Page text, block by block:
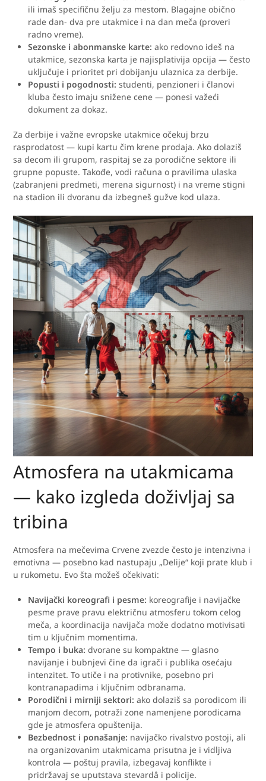
ili imaš specifičnu želju za mestom. Blagajne obično
rade dan- dva pre utakmice i na dan meča (proveri
radno vreme).
Sezonske i abonmanske karte: ako redovno ideš na
utakmice, sezonska karta je najisplativija opcija — često
uključuje i prioritet pri dobijanju ulaznica za derbije.
Popusti i pogodnosti: studenti, penzioneri i članovi
kluba često imaju snižene cene — ponesi važeći
dokument za dokaz.
Za derbije i važne evropske utakmice očekuj brzu
rasprodatost — kupi kartu čim krene prodaja. Ako dolaziš
sa decom ili grupom, raspitaj se za porodične sektore ili
grupne popuste. Takođe, vodi računa o pravilima ulaska
(zabranjeni predmeti, merena sigurnost) i na vreme stigni
na stadion ili dvoranu da izbegneš gužve kod ulaza.
Atmosfera na utakmicama
— kako izgleda doživljaj sa
tribina
Atmosfera na mečevima Crvene zvezde često je intenzivna i
emotivna — posebno kad nastupaju „Delije“ koji prate klub i
u rukometu. Evo šta možeš očekivati:
Navijački koreografi i pesme: koreografije i navijačke
pesme prave pravu električnu atmosferu tokom celog
meča, a koordinacija navijača može dodatno motivisati
tim u ključnim momentima.
Tempo i buka: dvorane su kompaktne — glasno
navijanje i bubnjevi čine da igrači i publika osećaju
intenzitet. To utiče i na protivnike, posebno pri
kontranapadima i ključnim odbranama.
Porodični i mirniji sektori: ako dolaziš sa porodicom ili
manjom decom, potraži zone namenjene porodicama
gde je atmosfera opuštenija.
Bezbednost i ponašanje: navijačko rivalstvo postoji, ali
na organizovanim utakmicama prisutna je i vidljiva
kontrola — poštuj pravila, izbegavaj konflikte i
pridržavaj se uputstava stevardâ i policije.